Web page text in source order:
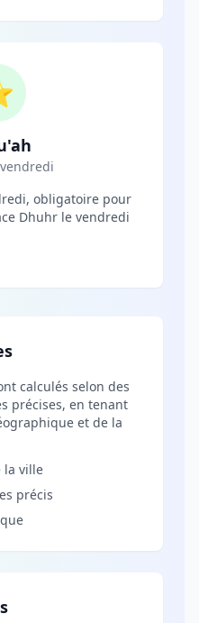
obligatoire pour
Dhuhr le vendredi
calculés selon des
précises, en tenant
et de la
la ville
précis